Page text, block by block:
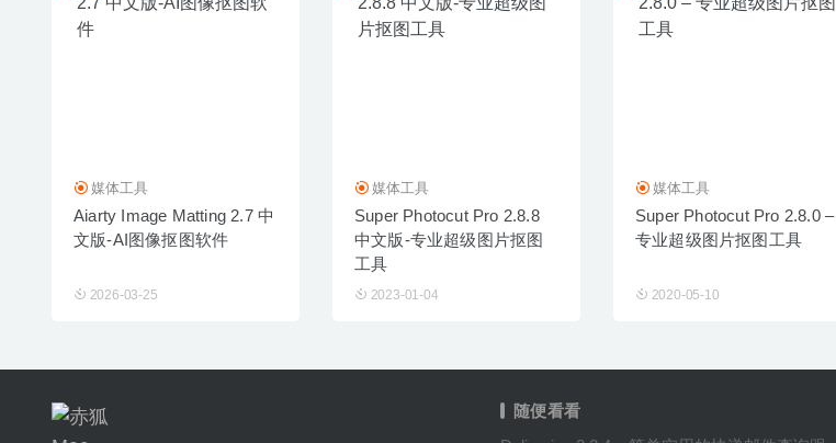
媒体工具
Aiarty Image Matting 2.7 中
文版-AI图像抠图软件
2026-03-25
媒体工具
Super Photocut Pro 2.8.8
中文版-专业超级图片抠图
工具
2023-01-04
媒体工具
Super Photocut Pro 2.8.0 –
专业超级图片抠图工具
2020-05-10
随便看看